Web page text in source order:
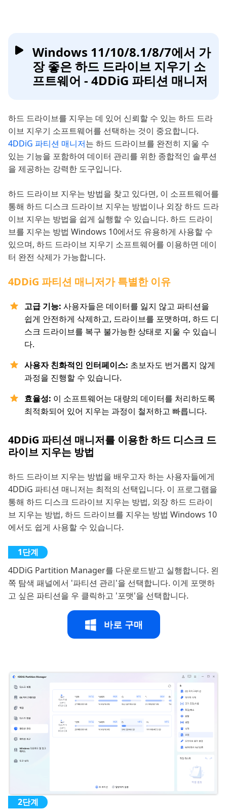
Windows 11/10/8.1/8/7에서 가
장 좋은 하드 드라이브 지우기 소
프트웨어 - 4DDiG 파티션 매니저
하드 드라이브를 지우는 데 있어 신뢰할 수 있는 하드 드라
이브 지우기 소프트웨어를 선택하는 것이 중요합니다.
4DDiG 파티션 매니저는 하드 드라이브를 완전히 지울 수
있는 기능을 포함하여 데이터 관리를 위한 종합적인 솔루션
을 제공하는 강력한 도구입니다.
하드 드라이브 지우는 방법을 찾고 있다면, 이 소프트웨어를
통해 하드 디스크 드라이브 지우는 방법이나 외장 하드 드라
이브 지우는 방법을 쉽게 실행할 수 있습니다. 하드 드라이
브를 지우는 방법 Windows 10에서도 유용하게 사용할 수
있으며, 하드 드라이브 지우기 소프트웨어를 이용하면 데이
터 완전 삭제가 가능합니다.
4DDiG 파티션 매니저가 특별한 이유
고급 기능: 사용자들은 데이터를 잃지 않고 파티션을
쉽게 안전하게 삭제하고, 드라이브를 포맷하며, 하드 디
스크 드라이브를 복구 불가능한 상태로 지울 수 있습니
다.
사용자 친화적인 인터페이스: 초보자도 번거롭지 않게
과정을 진행할 수 있습니다.
효율성: 이 소프트웨어는 대량의 데이터를 처리하도록
최적화되어 있어 지우는 과정이 철저하고 빠릅니다.
4DDiG 파티션 매니저를 이용한 하드 디스크 드
라이브 지우는 방법
하드 드라이브 지우는 방법을 배우고자 하는 사용자들에게
4DDiG 파티션 매니저는 최적의 선택입니다. 이 프로그램을
통해 하드 디스크 드라이브 지우는 방법, 외장 하드 드라이
브 지우는 방법, 하드 드라이브를 지우는 방법 Windows 10
에서도 쉽게 사용할 수 있습니다.
4DDiG Partition Manager를 다운로드받고 실행합니다. 왼
쪽 탐색 패널에서 '파티션 관리'을 선택합니다. 이게 포맷하
고 싶은 파티션을 우 클릭하고 '포맷'을 선택합니다.
바로 구매